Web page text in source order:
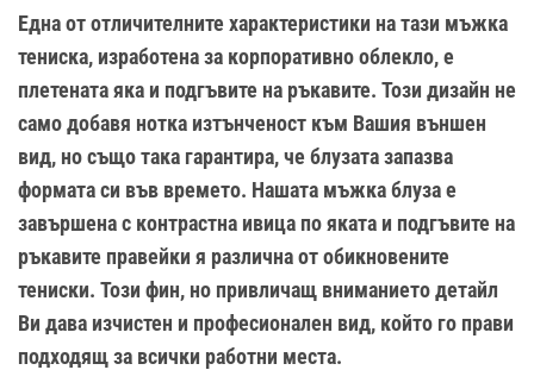
Една от отличителните характеристики на тази мъжка
тениска, изработена за корпоративно облекло, е
плетената яка и подгъвите на ръкавите. Този дизайн не
само добавя нотка изтънченост към Вашия външен
вид, но също така гарантира, че блузата запазва
формата си във времето. Нашата мъжка блуза е
завършена с контрастна ивица по яката и подгъвите на
ръкавите правейки я различна от обикновените
тениски. Този фин, но привличащ вниманието детайл
Ви дава изчистен и професионален вид, който го прави
подходящ за всички работни места.